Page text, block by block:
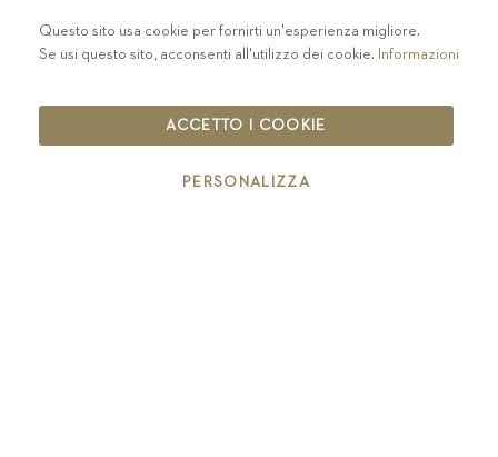
PRIVACY-COLOPHON - COOKIE POLICY
CODICE ETICO
IT00126670215
Questo sito usa cookie per fornirti un'esperienza migliore.
Se usi questo sito, acconsenti all'utilizzo dei cookie. Informazioni
ACCETTO I COOKIE
PERSONALIZZA